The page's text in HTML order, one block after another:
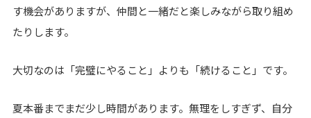
す機会がありますが、仲間と一緒だと楽しみながら取り組め
たりします。
大切なのは「完璧にやること」よりも「続けること」です。
夏本番までまだ少し時間があります。無理をしすぎず、自分